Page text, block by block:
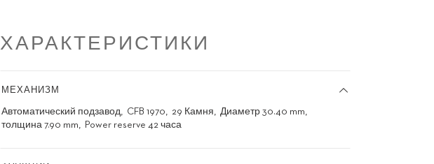
ХАРАКТЕРИСТИКИ
МЕХАНИЗМ
Автоматический подзавод CFB 1970 29 Камня
Диаметр 30.40 mm
толщина 7.90 mm
Power reserve 42 часа